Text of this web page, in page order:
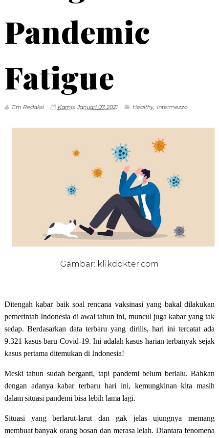
Pandemic
Fatigue
Tim Redaksi Kamis, Januari 07, 2021 Healthy, Intermezzo
Gambar: klikdokter.com
Ditengah kabar baik soal rencana vaksinasi yang bakal dilakukan
pemerintah Indonesia di awal tahun ini, muncul juga kabar yang tak
sedap. Berdasarkan data terbaru yang dirilis, hari ini tercatat ada
9.321 kasus baru Covid-19. Ini adalah kasus harian terbanyak sejak
kasus pertama ditemukan di Indonesia!
Meski tahun sudah berganti, tapi pandemi belum berlalu. Bahkan
dengan adanya kabar terbaru hari ini, kemungkinan kita masih
dalam situasi pandemi bisa lebih lama lagi.
Situasi yang berlarut-larut dan gak jelas ujungnya memang
membuat banyak orang bosan dan merasa lelah. Diantara fenomena